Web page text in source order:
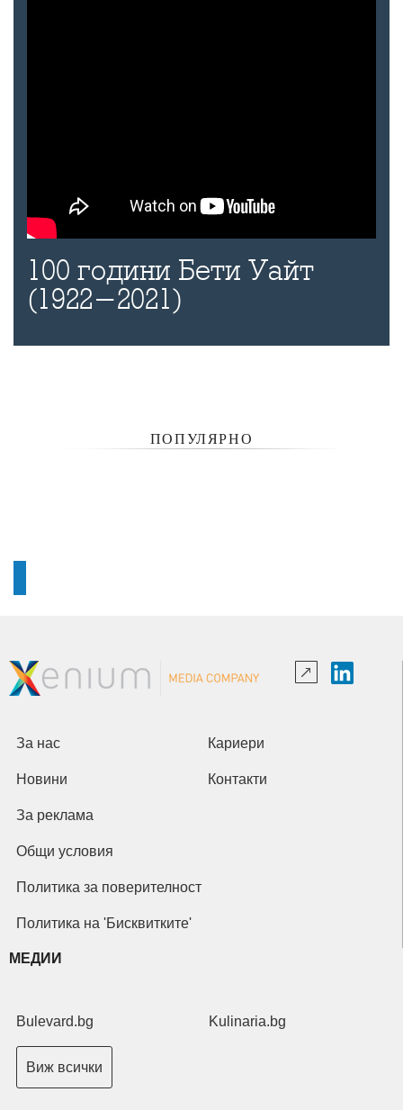
100 години Бети Уайт
(1922-2021)
ПОПУЛЯРНО
За нас Кариери
Новини Контакти
За реклама
Общи условия
Политика за поверителност
Политика на 'Бисквитките'
МЕДИИ
Bulevard.bg Kulinaria.bg
Виж всички